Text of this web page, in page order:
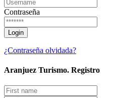
Contraseña
¿Contraseña olvidada?
Aranjuez Turismo. Registro